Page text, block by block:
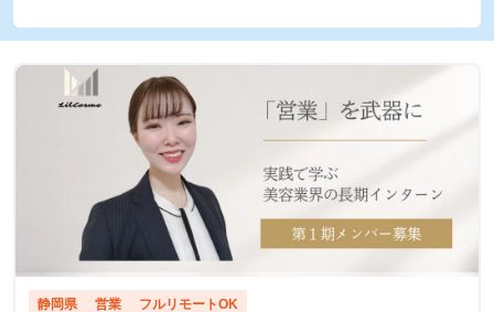
静岡県 営業 フルリモートOK